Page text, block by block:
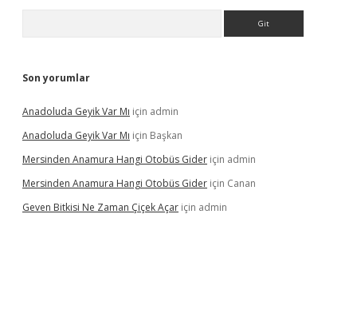
Son yorumlar
Anadoluda Geyik Var Mı için admin
Anadoluda Geyik Var Mı için Başkan
Mersinden Anamura Hangi Otobüs Gider için admin
Mersinden Anamura Hangi Otobüs Gider için Canan
Geven Bitkisi Ne Zaman Çiçek Açar için admin